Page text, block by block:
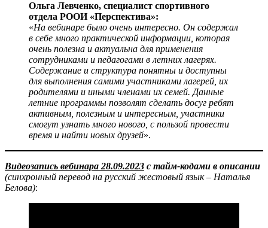
Ольга Левченко, специалист спортивного
отдела РООИ «Перспектива»:
«На вебинаре было очень интересно. Он содержал
в себе много практической информации, которая
очень полезна и актуальна для применения
сотрудниками и педагогами в летних лагерях.
Содержание и структура понятны и доступны
для выполнения самими участниками лагерей, их
родителями и иными членами их семей. Данные
летние программы позволят сделать досуг ребят
активным, полезным и интересным, участники
смогут узнать много нового, с пользой провести
время и найти новых друзей».
Видеозапись вебинара 28.09.2023 с тайм-кодами в описании
(синхронный перевод на русский жестовый язык – Наталья
Белова):